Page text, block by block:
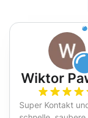
Wiktor
Super Kontakt